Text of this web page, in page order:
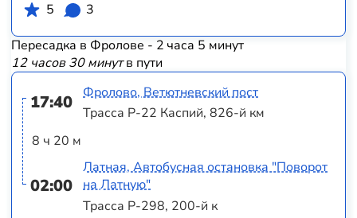
5
3
Пересадка в Фролове - 2 часа 5 минут
12 часов 30 минутв пути
17:40
8 ч 20 м
02:00
Фролово, Ветютневский пост
Трасса Р-22 Каспий, 826-й км
Латная, Автобусная остановка "Поворот
на Латную"
Трасса Р-298, 200-й к